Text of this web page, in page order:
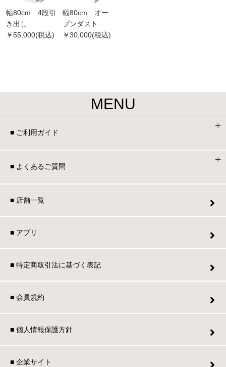
幅80cm 4段引
き出し
￥55,000(税込)
幅80cm オー
プンダスト
￥30,000(税込)
MENU
■ ご利用ガイド
■ よくあるご質問
■ 店舗一覧
■ アプリ
■ 特定商取引法に基づく表記
■ 会員規約
■ 個人情報保護方針
■ 企業サイト